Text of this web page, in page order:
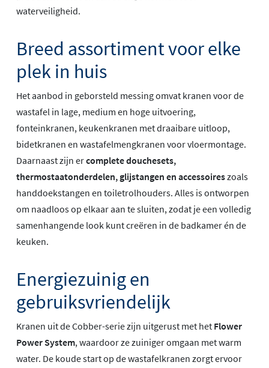
waterveiligheid.
Breed assortiment voor elke
plek in huis
Het aanbod in geborsteld messing omvat kranen voor de
wastafel in lage, medium en hoge uitvoering,
fonteinkranen, keukenkranen met draaibare uitloop,
bidetkranen en wastafelmengkranen voor vloermontage.
Daarnaast zijn ercomplete douchesets,
thermostaatonderdelen, glijstangen en accessoireszoals
handdoekstangen en toiletrolhouders. Alles is ontworpen
om naadloos op elkaar aan te sluiten, zodat je een volledig
samenhangende look kunt creëren in de badkamer én de
keuken.
Energiezuinig en
gebruiksvriendelijk
Kranen uit de Cobber-serie zijn uitgerust met het Flower
Power System, waardoor ze zuiniger omgaan met warm
water. De koude start op de wastafelkranen zorgt ervoor